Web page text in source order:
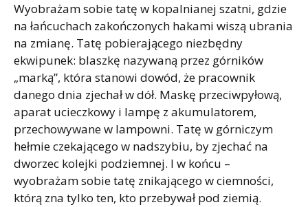
Wyobrażam sobie tatę w kopalnianej szatni, gdzie
na łańcuchach zakończonych hakami wiszą ubrania
na zmianę. Tatę pobierającego niezbędny
ekwipunek: blaszkę nazywaną przez górników
„marką”, która stanowi dowód, że pracownik
danego dnia zjechał w dół. Maskę przeciwpyłową,
aparat ucieczkowy i lampę z akumulatorem,
przechowywane w lampowni. Tatę w górniczym
hełmie czekającego w nadszybiu, by zjechać na
dworzec kolejki podziemnej. I w końcu –
wyobrażam sobie tatę znikającego w ciemności,
którą zna tylko ten, kto przebywał pod ziemią.